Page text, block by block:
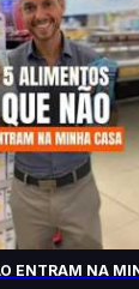
ENTRAM NA